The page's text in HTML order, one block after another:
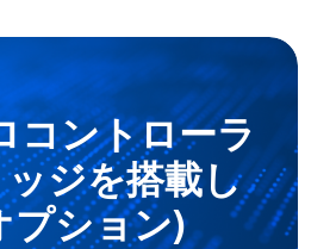
コントローラ
ッジを搭載し
プション)